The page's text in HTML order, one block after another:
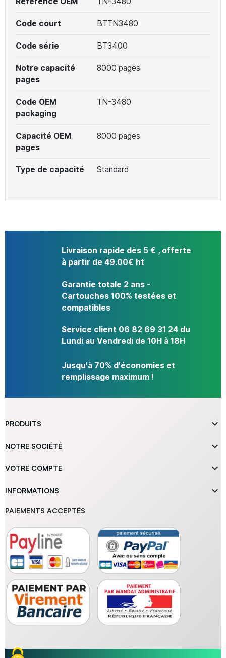
Code court BTTN3480
Code série BT3400
Notre capacité
pages
8000 pages
Code OEM
packaging
TN-3480
Capacité OEM
pages
8000 pages
Type de capacité Standard
Livraison rapide dès 5 € , offerte
à partir de 49.00€ ht
Garantie totale 2 ans -
Cartouches 100% testées et
compatibles
Service client 06 82 69 31 24 du
Lundi au Vendredi de 10H à 18H
Jusqu'à 70% d'économies et
remplissage maximum !
PRODUITS 
NOTRE SOCIÉTÉ 
VOTRE COMPTE 
INFORMATIONS 
PAIEMENTS ACCEPTÉS